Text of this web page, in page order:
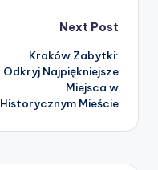
Next Post
Kraków Zabytki:
Odkryj Najpiękniejsze
Miejsca w
Historycznym Mieście